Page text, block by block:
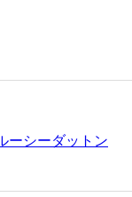
ーシーダットン